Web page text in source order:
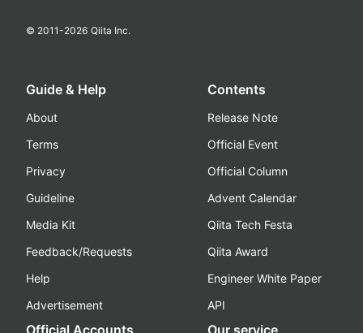
© 2011-2026 Qiita Inc.
Guide & Help
About
Terms
Privacy
Guideline
Media Kit
Feedback/Requests
Help
Advertisement
Contents
Release Note
Official Event
Official Column
Advent Calendar
Qiita Tech Festa
Qiita Award
Engineer White Paper
API
Official Accounts Our service